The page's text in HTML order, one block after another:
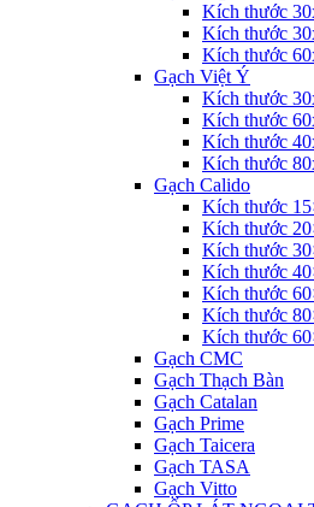
Kích thước
Kích thước
Kích thước
Gạch Việt Ý
Kích thước
Kích thước
Kích thước
Kích thước
Gạch Calido
Kích thước
Kích thước
Kích thước
Kích thước
Kích thước
Kích thước
Kích thước
Gạch CMC
Gạch Thạch Bàn
Gạch Catalan
Gạch Prime
Gạch Taicera
Gạch TASA
Gạch Vitto